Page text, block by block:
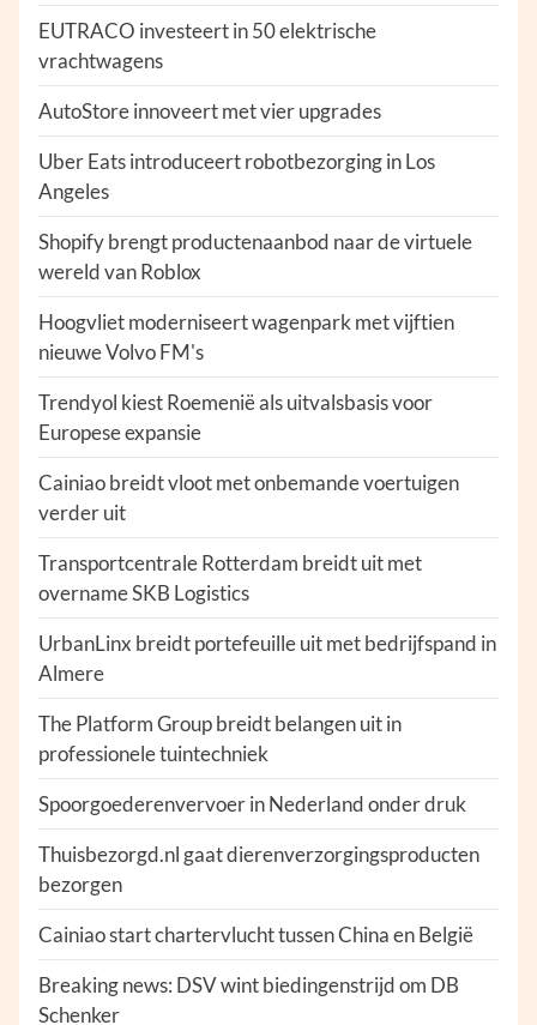
EUTRACO investeert in 50 elektrische
vrachtwagens
AutoStore innoveert met vier upgrades
Uber Eats introduceert robotbezorging in Los
Angeles
Shopify brengt productenaanbod naar de virtuele
wereld van Roblox
Hoogvliet moderniseert wagenpark met vijftien
nieuwe Volvo FM's
Trendyol kiest Roemenië als uitvalsbasis voor
Europese expansie
Cainiao breidt vloot met onbemande voertuigen
verder uit
Transportcentrale Rotterdam breidt uit met
overname SKB Logistics
UrbanLinx breidt portefeuille uit met bedrijfspand in
Almere
The Platform Group breidt belangen uit in
professionele tuintechniek
Spoorgoederenvervoer in Nederland onder druk
Thuisbezorgd.nl gaat dierenverzorgingsproducten
bezorgen
Cainiao start chartervlucht tussen China en België
Breaking news: DSV wint biedingenstrijd om DB
Schenker